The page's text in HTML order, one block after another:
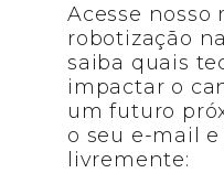
Acesse nosso
robotização
saiba quais
impactar o
um futuro
o seu e-mail
livremente: